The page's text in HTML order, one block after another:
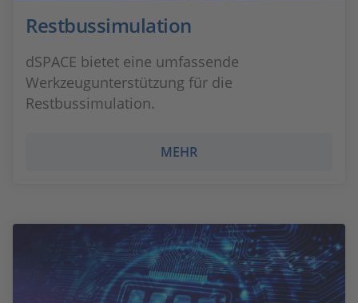
Restbussimulation
dSPACE bietet eine umfassende
Werkzeugunterstützung für die
Restbussimulation.
MEHR